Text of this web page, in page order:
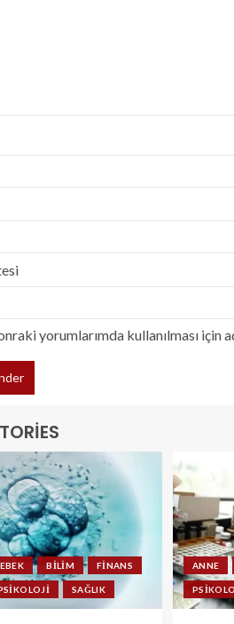
yorumlarımda kullanılması için
BILIM FINANS
SAĞLIK
ANNE